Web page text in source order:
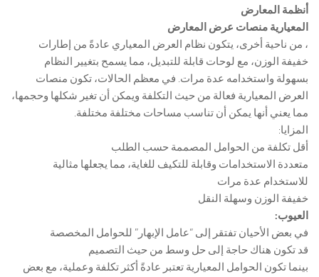
أنظمة المعارض
المعيارية منصات عرض المعارض
، من ناحية أخرى، يتكون نظام العرض المعياري عادةً من إطارات
خفيفة الوزن، مع لوحات قابلة للتبديل، مما يسمح بتغيير النظام
بسهولة واستخدامه عدة مرات. في معظم الحالات، تكون منصات
العرض المعيارية فعالة من حيث التكلفة ويمكن أن تغير شكلها وحجمها،
مما يعني أنها يمكن أن تناسب مساحات مختلفة مختلفة.
المزايا:
أقل تكلفة من الحوامل المصممة حسب الطلب
متعددة الاستخدامات وقابلة للتكيف للغاية، مما يجعلها مثالية
للاستخدام عدة مرات
خفيفة الوزن وسهلة النقل
العيوب:
في بعض الأحيان تفتقر إلى “عامل الإبهار” للحوامل المخصصة
قد تكون هناك حاجة إلى حل وسط من حيث التصميم
بينما تكون الحوامل المعيارية تعتبر عادةً أكثر تكلفة وعملية، مع بعض